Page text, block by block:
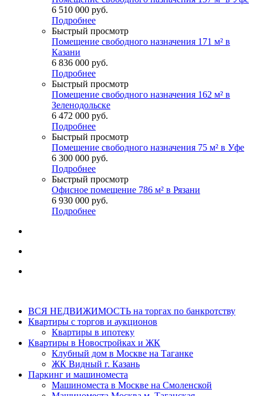
6 510 000 руб.
Подробнее
Быстрый просмотр
Помещение свободного назначения 171 м² в
Казани
6 836 000 руб.
Подробнее
Быстрый просмотр
Помещение свободного назначения 162 м² в
Зеленодольске
6 472 000 руб.
Подробнее
Быстрый просмотр
Помещение свободного назначения 75 м² в Уфе
6 300 000 руб.
Подробнее
Быстрый просмотр
Офисное помещение 786 м² в Рязани
6 930 000 руб.
Подробнее
ВСЯ НЕДВИЖИМОСТЬ на торгах по банкротству
Квартиры с торгов и аукционов
Квартиры в ипотеку
Квартиры в Новостройках и ЖК
Клубный дом в Москве на Таганке
ЖК Видный г. Казань
Паркинг и машиноместа
Машиноместа в Москве на Смоленской